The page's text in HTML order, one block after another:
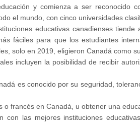
y comienza a ser reconocido
el mundo, con cinco universidades
educativas canadienses
fáciles para que los estudiantes
solo en 2019, eligieron Canadá como
incluyen la posibilidad de recibir
es conocido por su seguridad,
o francés en Canadá, u obtener una
con las mejores instituciones